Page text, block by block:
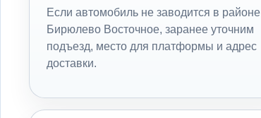
Если автомобиль не заводится в районе
Бирюлево Восточное, заранее уточним
подъезд, место для платформы и адрес
доставки.